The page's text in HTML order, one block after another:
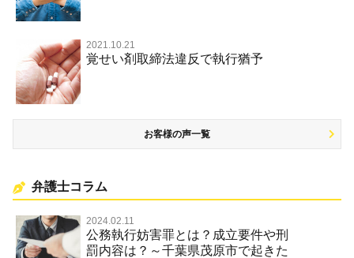
2021.10.21
覚せい剤取締法違反で執行猶予
お客様の声一覧
弁護士コラム
2024.02.11
公務執行妨害罪とは？成立要件や刑
罰内容は？～千葉県茂原市で起きた